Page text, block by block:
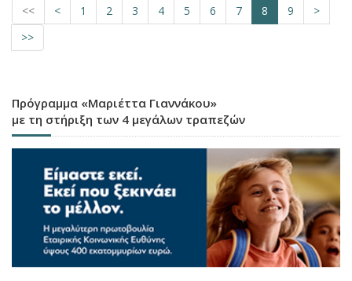
<< < 1 2 3 4 5 6 7 8 9
>
>>
Πρόγραμμα «Μαριέττα Γιαννάκου»
με τη στήριξη των 4 μεγάλων τραπεζών